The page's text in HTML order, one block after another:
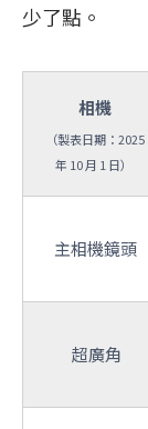
少了點。
相機
（製表日期：2025
年 10 月 1 日）
主相機鏡頭
超廣角